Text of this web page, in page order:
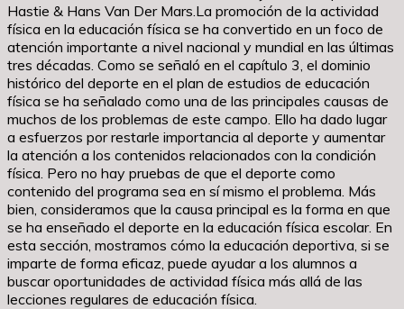
Hastie & Hans Van Der Mars.La promoción de la actividad
física en la educación física se ha convertido en un foco de
atención importante a nivel nacional y mundial en las últimas
tres décadas. Como se señaló en el capítulo 3, el dominio
histórico del deporte en el plan de estudios de educación
física se ha señalado como una de las principales causas de
muchos de los problemas de este campo. Ello ha dado lugar
a esfuerzos por restarle importancia al deporte y aumentar
la atención a los contenidos relacionados con la condición
física. Pero no hay pruebas de que el deporte como
contenido del programa sea en sí mismo el problema. Más
bien, consideramos que la causa principal es la forma en que
se ha enseñado el deporte en la educación física escolar. En
esta sección, mostramos cómo la educación deportiva, si se
imparte de forma eficaz, puede ayudar a los alumnos a
buscar oportunidades de actividad física más allá de las
lecciones regulares de educación física.